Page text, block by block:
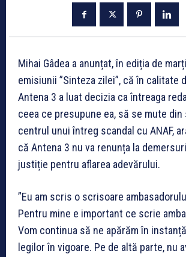
Mihai Gâdea a anunțat, în ediția de
emisiunii ”Sinteza zilei”, că în calitate
Antena 3 a luat decizia ca întreaga
ceea ce presupune ea, să se mute
centrul unui întreg scandal cu ANAF,
că Antena 3 nu va renunța la
justiție pentru aflarea adevărului.
”Eu am scris o scrisoare
Pentru mine e important ce scrie
Vom continua să ne apărăm în
legilor în vigoare. Pe de altă parte, nu